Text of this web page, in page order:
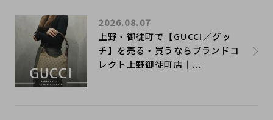
上野・御徒町で【GUCCI／グッ
チ】を売る・買うならブランドコ
レクト上野御徒町店｜...
2026.08.07